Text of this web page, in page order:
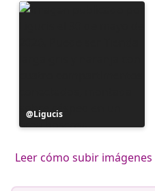
Publicación
realizada
Ligucis
Leer cómo subir imágenes